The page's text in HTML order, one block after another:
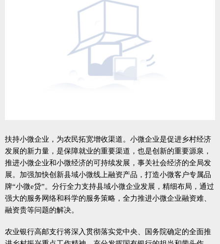
扶持小微企业，为农民拓宽增收渠道。小微企业是促进乡村经济
发展的新力量，是保障就业的重要渠道，也是创新的重要源泉，
推进小微企业和小微经济的可持续发展，事关社会经济的全局发
展。加强加快创新县域小微线上融资产品，打造小微客户专属品
牌“小微e贷”。分行全力支持县域小微企业发展，精细布局，通过
强大的服务网络和科学的服务策略，全力推进小微企业融资难、
融资贵等问题的解决。
农业银行高邮支行将深入贯彻落实党中央、国务院确定的全面推